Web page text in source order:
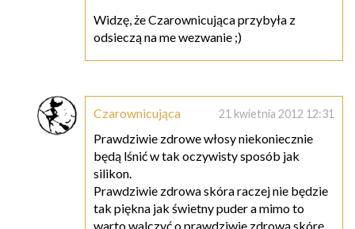
Widzę, że Czarownicująca przybyła z
odsieczą na me wezwanie ;)
Czarownicująca 21 kwietnia 2012 12:31
Prawdziwie zdrowe włosy niekoniecznie
będą lśnić w tak oczywisty sposób jak
silikon.
Prawdziwie zdrowa skóra raczej nie będzie
tak piękna jak świetny puder a mimo to
warto walczyć o prawdziwie zdrową skórę